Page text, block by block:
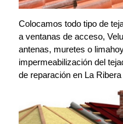
Colocamos todo tipo de
a ventanas de acceso,
antenas, muretes o
impermeabilización del
de reparación en La